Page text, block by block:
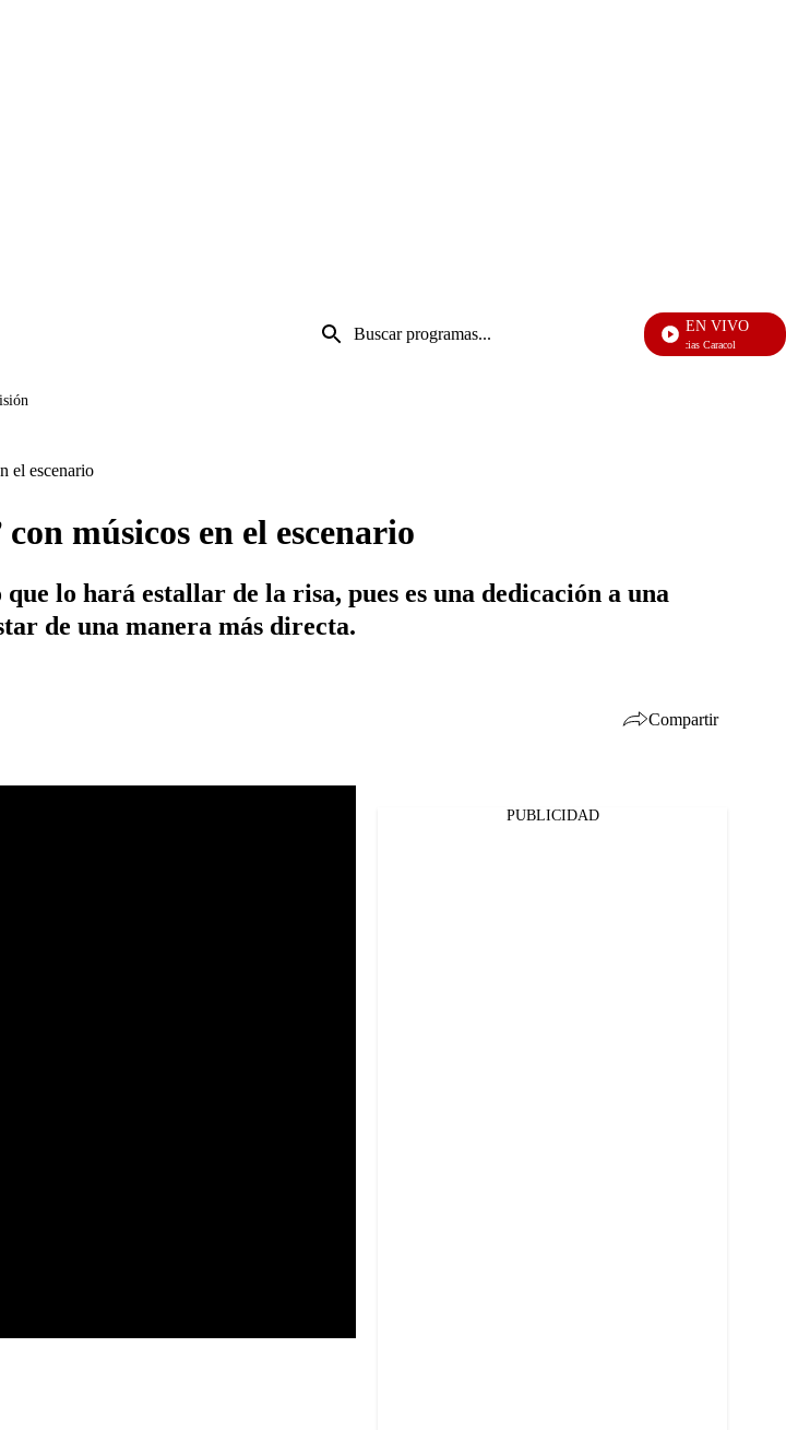
Entrada
de
EN VIVO
Noticias Caracol
el escenario
músicos en el escenario
lo hará estallar de la risa, pues es una dedicación a una
de una manera más directa.
Compartir
PUBLICIDAD